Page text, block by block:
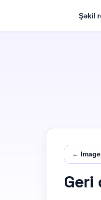
Şəkil
←